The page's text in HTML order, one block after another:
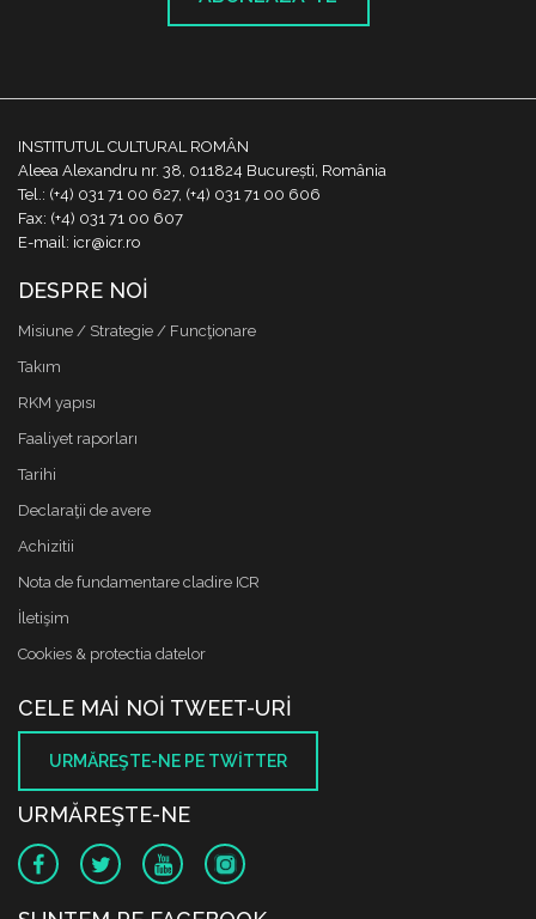
INSTITUTUL CULTURAL ROMÂN
Aleea Alexandru nr. 38, 011824 București, România
Tel.: (+4) 031 71 00 627, (+4) 031 71 00 606
Fax: (+4) 031 71 00 607
E-mail: icr@icr.ro
DESPRE NOI
Misiune / Strategie / Funcţionare
Takım
RKM yapısı
Faaliyet raporları
Tarihi
Declaraţii de avere
Achizitii
Nota de fundamentare cladire ICR
İletişim
Cookies & protectia datelor
CELE MAI NOI TWEET-URI
URMĂREŞTE-NE PE TWITTER
URMĂREŞTE-NE